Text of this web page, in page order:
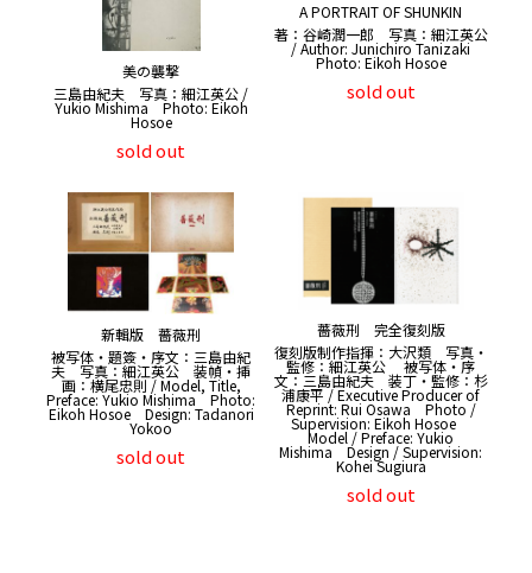
美の襲撃
三島由紀夫 写真：細江英公 /
Yukio Mishima Photo: Eikoh
Hosoe
sold out
A PORTRAIT OF SHUNKIN
著：谷崎潤一郎 写真：細江英公
/ Author: Junichiro Tanizaki
Photo: Eikoh Hosoe
sold out
新輯版 薔薇刑
被写体・題簽・序文：三島由紀
夫 写真：細江英公 装幀・挿
画：横尾忠則 / Model, Title,
Preface: Yukio Mishima Photo:
Eikoh Hosoe Design: Tadanori
Yokoo
sold out
薔薇刑 完全復刻版
復刻版制作指揮：大沢類 写真・
監修：細江英公 被写体・序
文：三島由紀夫 装丁・監修：杉
浦康平 / Executive Producer of
Reprint: Rui Osawa Photo /
Supervision: Eikoh Hosoe
Model / Preface: Yukio
Mishima Design / Supervision:
Kohei Sugiura
sold out